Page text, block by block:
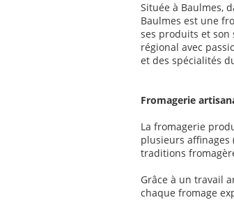
Située à Baulmes,
Baulmes est une
ses produits et son
régional avec
et des spécialités
Fromagerie
La fromagerie
plusieurs affinages
traditions
Grâce à un travail
chaque fromage